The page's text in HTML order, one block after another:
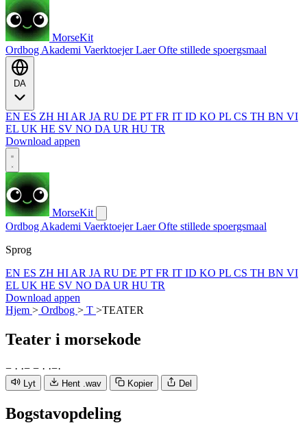
MorseKit
Ordbog Akademi VaerktoejerLaerOfte stillede spoergsmaal
EN ES ZH HI AR JA RU DE PT FR IT ID KO PL CS TH BN VI
EL UK HE SV NO DA UR HU TR
Download appen
MorseKit
Ordbog Akademi VaerktoejerLaerOfte stillede spoergsmaal
Sprog
EN ES ZH HI AR JA RU DE PT FR IT ID KO PL CS TH BN VI
EL UK HE SV NO DA UR HU TR
Download appen
Hjem > Ordbog > T >TEATER
Teater i morsekode
− · ·− − · ·−·
Lyt Hent .wav Kopier Del
Bogstavopdeling